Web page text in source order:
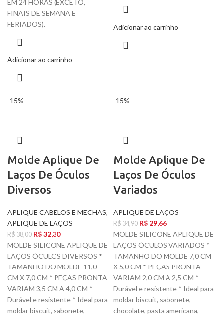
EM 24 HORAS (EXCETO,
FINAIS DE SEMANA E
FERIADOS).
Adicionar ao carrinho
Adicionar ao carrinho
-15%
Molde Aplique De
Laços De Óculos
Diversos
APLIQUE CABELOS E MECHAS,
APLIQUE DE LAÇOS
R$38,00 R$32,30
MOLDE SILICONE APLIQUE DE
LAÇOS ÓCULOS DIVERSOS *
TAMANHO DO MOLDE 11,0
CM X 7,0 CM * PEÇAS PRONTA
VARIAM 3,5 CM A 4,0 CM *
Durável e resistente * Ideal para
moldar biscuit, sabonete,
-15%
Molde Aplique De
Laços De Óculos
Variados
APLIQUE DE LAÇOS
R$34,90 R$ 29,66
MOLDE SILICONE APLIQUE DE
LAÇOS ÓCULOS VARIADOS *
TAMANHO DO MOLDE 7,0 CM
X 5,0 CM * PEÇAS PRONTA
VARIAM 2,0 CM A 2,5 CM *
Durável e resistente * Ideal para
moldar biscuit, sabonete,
chocolate, pasta americana,